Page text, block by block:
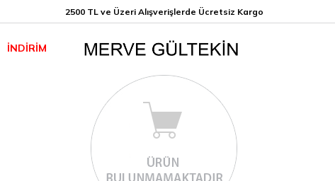
2500 TL ve Üzeri Alışverişlerde Ücretsiz Kargo
İNDİRİM